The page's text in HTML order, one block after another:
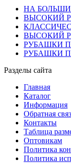
НА
ВЫСОКИЙ
ВЫСОКИЙ
РУБАШКИ
РУБАШКИ
Разделы сайта
Главная
Каталог
Информация
Обратная
Контакты
Таблица
Оптовикам
Политика
Политика